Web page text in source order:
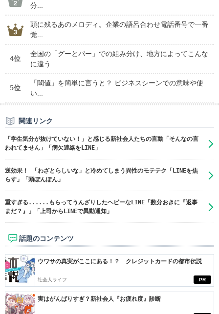
分...
頭に残るあのメロディ。企業の語呂合わせ電話番号で一番
覚...
4位
全国の「グーとパー」での組み分け、地方によってこんな
に違う
5位
「閾値」を簡単に言うと？ ビジネスシーンでの意味や使
い...
関連リンク
「学生気分が抜けていない！」と感じる新社会人たちの言動「そんなの言
われてません」「病欠連絡をLINE」
逆効果！ 「わざとらしいな」と冷めてしまう異性のモテテク「LINEを焦
らす」「頭ぽんぽん」
重すぎる......もらってうんざりしたヘビーなLINE「数分おきに『返事
まだ？』」「上司からLINEで異動通知」
話題のコンテンツ
PR
ウワサの真実がここにある！？ クレジットカードの都市伝説
社会人ライフ
実はがんばりすぎ？新社会人『お疲れ度』診断